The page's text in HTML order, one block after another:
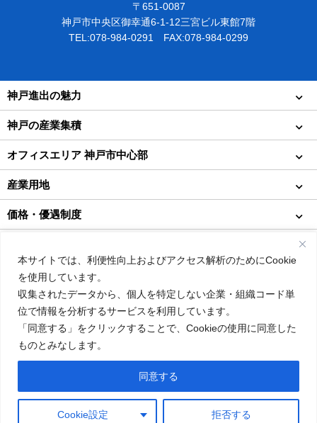
本サイトでは、利便性向上およびアクセス解析のためにCookie
を使用しています。
収集されたデータから、個人を特定しない企業・組織コード単
位で情報を分析するサービスを利用しています。
「同意する」をクリックすることで、Cookieの使用に同意した
ものとみなします。
Cookie設定 拒否する
同意する
〒651-0087
神戸市中央区御幸通6-1-12三宮ビル東館7階
TEL:078-984-0291 FAX:078-984-0299
神戸進出の魅力
神戸の産業集積
オフィスエリア 神戸市中心部
産業用地
価格・優遇制度
コラム
About us
その他
パンフレット
支援制度への
神戸市進出企業
Copyright © City of Kobe. All rights reserved.